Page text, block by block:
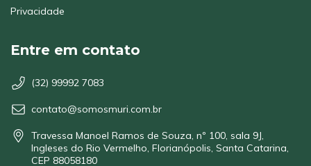
Privacidade
Entre em contato
(32) 99992 7083
contato@somosmuri.com.br
Travessa Manoel Ramos de Souza, nº 100, sala 9J,
Ingleses do Rio Vermelho, Florianópolis, Santa Catarina,
CEP 88058180